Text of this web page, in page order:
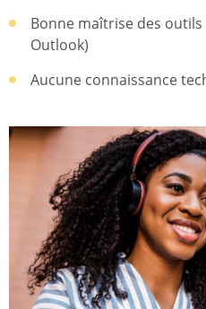
Bonne maîtrise des
Outlook)
Aucune connaissance